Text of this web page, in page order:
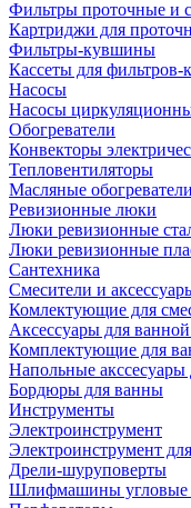
Фильтры проточные и
Картриджи для
Фильтры-кувшины
Кассеты для
Насосы
Насосы
Обогреватели
Конвекторы
Тепловентиляторы
Масляные обогреватели
Ревизионные люки
Люки ревизионные
Люки ревизионные
Сантехника
Смесители и
Комлектующие для
Аксессуары для
Комплектующие для
Напольные
Бордюры для ванны
Инструменты
Электроинструмент
Электроинструмент
Дрели-шуруповерты
Шлифмашины